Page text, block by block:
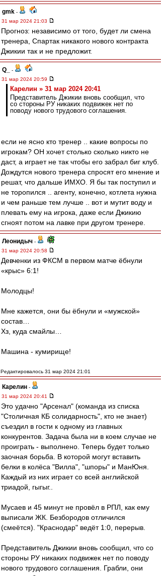
gmk -
31 мар 2024 21:03
Прогноз: независимо от того, будет ли смена
тренера, Спартак никакого нового контракта
Джикии так и не предложит.
Q_
-
31 мар 2024 20:59
Карелин » 31 мар 2024 20:41
Представитель Джикии вновь сообщил, что
со стороны РУ никаких подвижек нет по
поводу нового трудового соглашения.
если не ясно кто тренер .. какие вопросы по
игрокам? ОН хочет столько сколько никто не
даст, а играет не так чтобы его забрал биг клуб.
Дождутся нового тренера спросят его мнение и
решат, что дальше ИМХО. Я бы так поступил и
не торопился .. агенту, конечно, котлета нужна
и чем раньше тем лучше .. вот и мутит воду и
плевать ему на игрока, даже если Джикию
сгноят потом на лавке при другом тренере.
Леонидыч -
31 мар 2024 20:58
Девченки из ФКСМ в первом матче ёбнули
«крыс» 6:1!
Молодцы!
Мне кажется, они бы ёбнули и «мужской»
состав…
Хз, куда смайлы…
Машина - кумирище!
Редактировалось 31 мар 2024 21:01
Карелин -
31 мар 2024 20:41
Это удачно "Арсенал" (команда из списка
"Столичная КБ солидарность", кто не знает)
съездил в гости к одному из главных
конкурентов. Задача была ни в коем случае не
проиграть - выполнено. Теперь будет только
заочная борьба. В которой могут вставить
белки в колёса "Вилла", "шпоры" и МанЮня.
Каждый из них играет со всей английской
триадой, гыгыг..
Мусаев и 45 минут не провёл в РПЛ, как ему
выписали ЖК. Безбородов отличился
(смеётся). "Краснодар" ведёт 1:0, перерыв.
Представитель Джикии вновь сообщил, что со
стороны РУ никаких подвижек нет по поводу
нового трудового соглашения. Грабли, они